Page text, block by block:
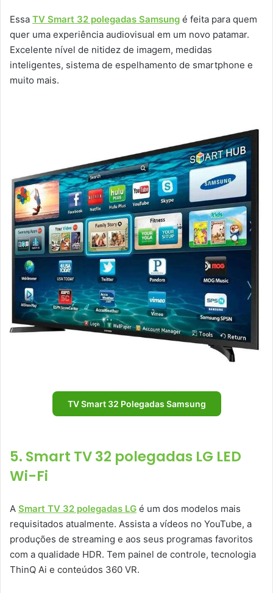
Essa TV Smart 32 polegadas Samsung é feita para quem
quer uma experiência audiovisual em um novo patamar.
Excelente nível de nitidez de imagem, medidas
inteligentes, sistema de espelhamento de smartphone e
muito mais.
TV Smart 32 Polegadas Samsung
5. Smart TV 32 polegadas LG LED
Wi-Fi
A Smart TV 32 polegadas LG é um dos modelos mais
requisitados atualmente. Assista a vídeos no YouTube, a
produções de streaming e aos seus programas favoritos
com a qualidade HDR. Tem painel de controle, tecnologia
ThinQ Ai e conteúdos 360 VR.